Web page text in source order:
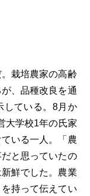
栽培農家の高齢
、品種改良を通
している。8月か
大学校1年の氏家
いる一人。「農
と思っていたの
鮮でした。農業
持って伝えてい